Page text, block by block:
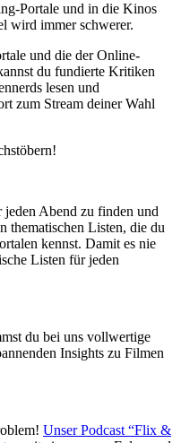
Portale und in die Kinos
wird immer schwerer.
und die der Online-
du fundierte Kritiken
lesen und
zum Stream deiner Wahl
Abend zu finden und
thematischen Listen, die du
kennst. Damit es nie
Listen für jeden
du bei uns vollwertige
Insights zu Filmen
Unser Podcast “Flix &